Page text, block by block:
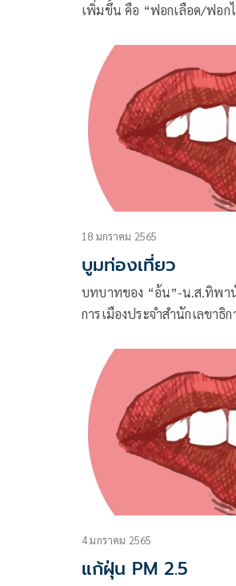
เพิ่มขึ้น คือ “ฟอกเลือด/ฟอก
18 มกราคม 2565
บูมท่องเที่ยว
บทบาทของ “อ้น”-น.ส.ทิพา
การเมืองประจำสำนักเลขาธิ
ฐานะนักการเมืองรุ่นใหม่
4 มกราคม 2565
แก้ฝุ่น PM 2.5